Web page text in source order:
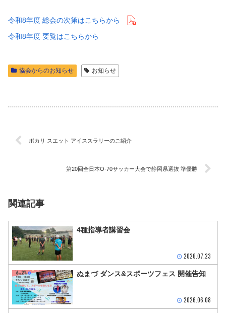
令和8年度 総会の次第はこちらから
令和8年度 要覧はこちらから
協会からのお知らせ お知らせ
ポカリ スエット アイススラリーのご紹介
第20回全日本O-70サッカー大会で静岡県選抜 準優勝
関連記事
4種指導者講習会
2026.07.23
ぬまづ ダンス&スポーツフェス 開催告知
2026.06.08